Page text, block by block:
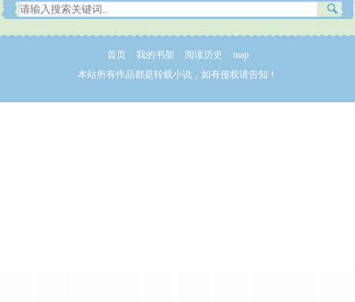
首页 我的书架 阅读历史
map
本站所有作品都是转载小说，如有侵权请告知！